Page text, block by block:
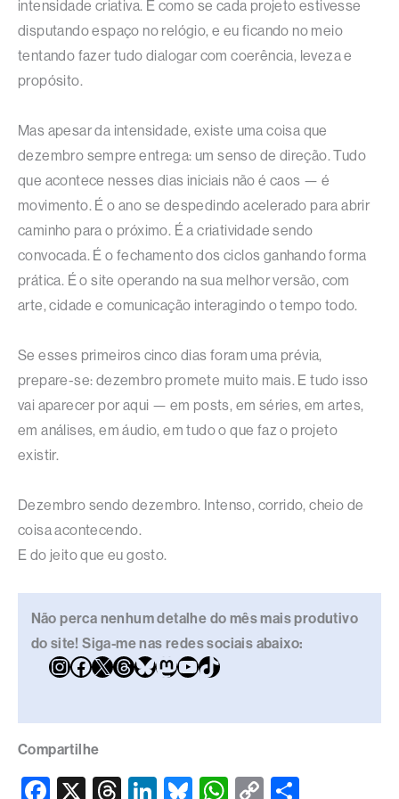
intensidade criativa. É como se cada projeto estivesse
disputando espaço no relógio, e eu ficando no meio
tentando fazer tudo dialogar com coerência, leveza e
propósito.
Mas apesar da intensidade, existe uma coisa que
dezembro sempre entrega: um senso de direção. Tudo
que acontece nesses dias iniciais não é caos — é
movimento. É o ano se despedindo acelerado para abrir
caminho para o próximo. É a criatividade sendo
convocada. É o fechamento dos ciclos ganhando forma
prática. É o site operando na sua melhor versão, com
arte, cidade e comunicação interagindo o tempo todo.
Se esses primeiros cinco dias foram uma prévia,
prepare-se: dezembro promete muito mais. E tudo isso
vai aparecer por aqui — em posts, em séries, em artes,
em análises, em áudio, em tudo o que faz o projeto
existir.
Dezembro sendo dezembro. Intenso, corrido, cheio de
coisa acontecendo.
E do jeito que eu gosto.
Não perca nenhum detalhe do mês mais produtivo
do site! Siga-me nas redes sociais abaixo:
Compartilhe
F
X
T
Li
Bl W C